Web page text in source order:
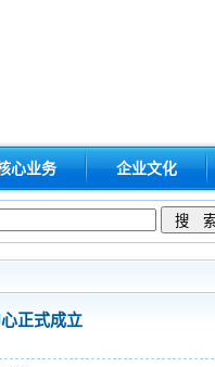
心业务 企业文化
正式成立